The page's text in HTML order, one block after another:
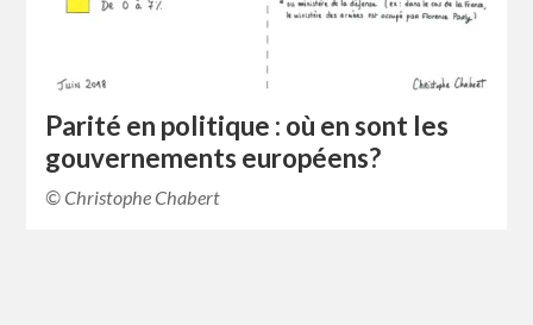
Parité en politique : où en sont les
gouvernements européens?
© Christophe Chabert